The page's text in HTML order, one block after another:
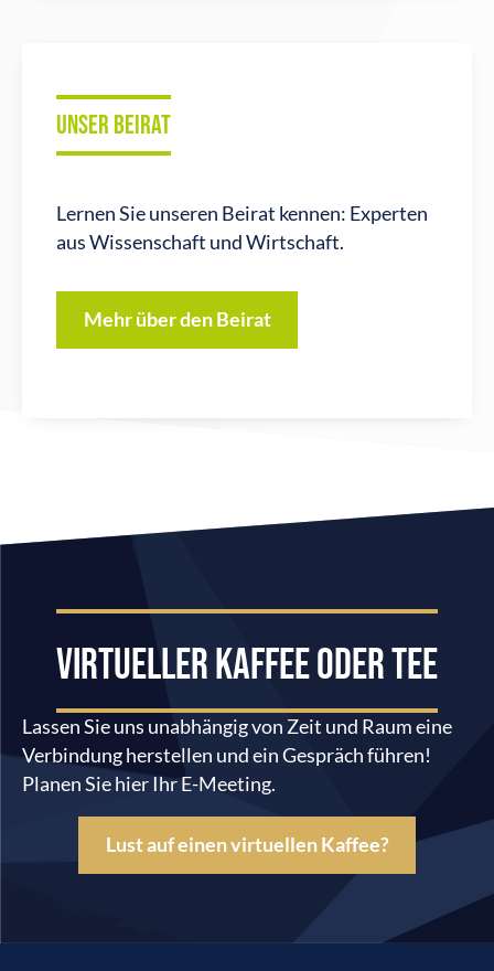
UNSER BEIRAT
Lernen Sie unseren Beirat kennen: Experten
aus Wissenschaft und Wirtschaft.
Mehr über den Beirat
VIRTUELLER KAFFEE ODER TEE
Lassen Sie uns unabhängig von Zeit und Raum eine
Verbindung herstellen und ein Gespräch führen!
Planen Sie hier Ihr E-Meeting.
Lust auf einen virtuellen Kaffee?